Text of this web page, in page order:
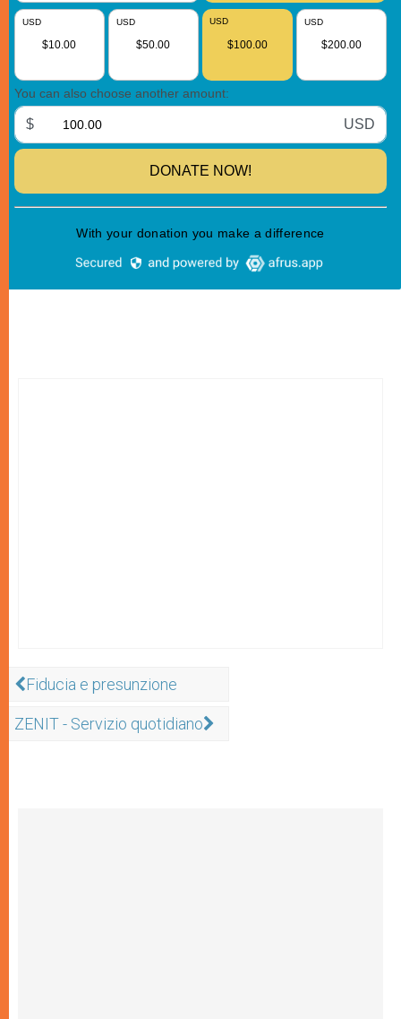
Fiducia e presunzione
ZENIT - Servizio quotidiano